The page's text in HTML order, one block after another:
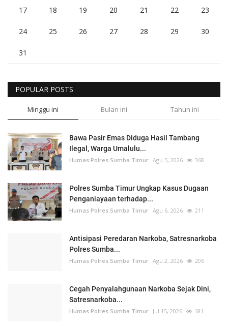
17 18 19 20 21 22 23
24 25 26 27 28 29 30
31
POPULAR POSTS
Minggu ini Bulan ini Tahun ini
Bawa Pasir Emas Diduga Hasil Tambang
Ilegal, Warga Umalulu...
Humas Polres Sumba Timur Agu 5, 2026 368
Polres Sumba Timur Ungkap Kasus Dugaan
Penganiayaan terhadap...
Humas Polres Sumba Timur Agu 6, 2026 211
Antisipasi Peredaran Narkoba, Satresnarkoba
Polres Sumba...
Humas Polres Sumba Timur Agu 2, 2026 206
Cegah Penyalahgunaan Narkoba Sejak Dini,
Satresnarkoba...
Humas Polres Sumba Timur Jul 15, 2026 181